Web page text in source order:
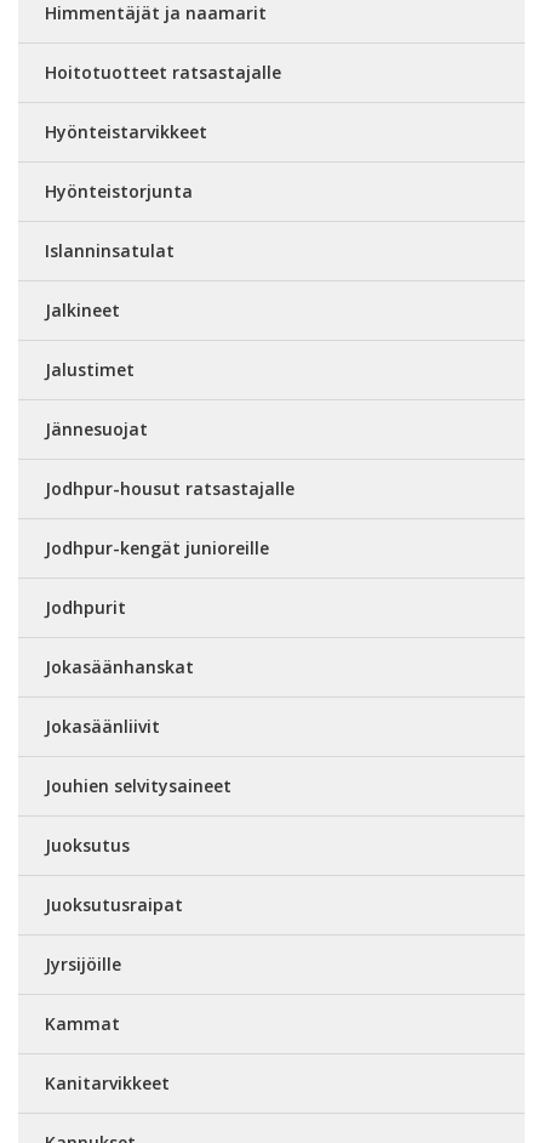
Himmentäjät ja naamarit
Hoitotuotteet ratsastajalle
Hyönteistarvikkeet
Hyönteistorjunta
Islanninsatulat
Jalkineet
Jalustimet
Jännesuojat
Jodhpur-housut ratsastajalle
Jodhpur-kengät junioreille
Jodhpurit
Jokasäänhanskat
Jokasäänliivit
Jouhien selvitysaineet
Juoksutus
Juoksutusraipat
Jyrsijöille
Kammat
Kanitarvikkeet